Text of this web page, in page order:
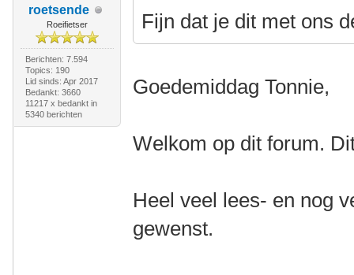
roetsende
Roeifietser
Berichten: 7.594
Topics: 190
Lid sinds: Apr 2017
Bedankt: 3660
11217 x bedankt in
5340 berichten
Fijn dat je dit met ons
Goedemiddag Tonnie,
Welkom op dit forum.
Heel veel lees- en nog
gewenst.